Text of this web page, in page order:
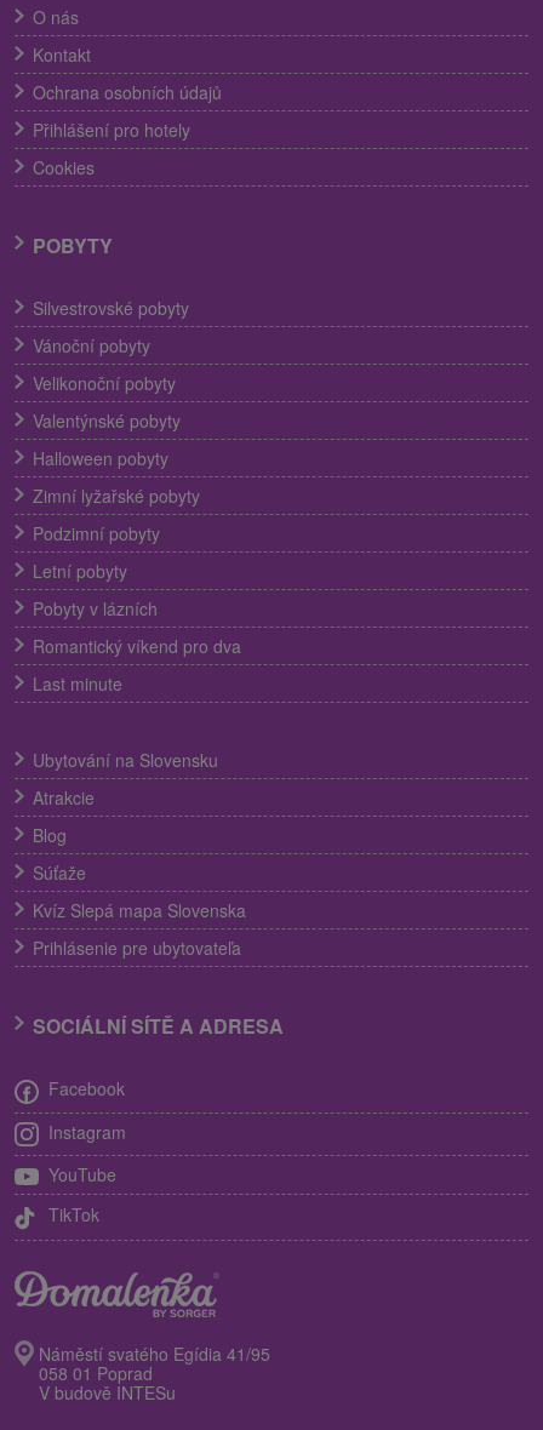
O nás
Kontakt
Ochrana osobních údajů
Přihlášení pro hotely
Cookies
POBYTY
Silvestrovské pobyty
Vánoční pobyty
Velikonoční pobyty
Valentýnské pobyty
Halloween pobyty
Zimní lyžařské pobyty
Podzimní pobyty
Letní pobyty
Pobyty v lázních
Romantický víkend pro dva
Last minute
Ubytování na Slovensku
Atrakcie
Blog
Súťaže
Kvíz Slepá mapa Slovenska
Prihlásenie pre ubytovateľa
SOCIÁLNÍ SÍTĚ A ADRESA
Facebook
Instagram
YouTube
TikTok
Náměstí svatého Egídia 41/95
058 01 Poprad
V budově INTESu